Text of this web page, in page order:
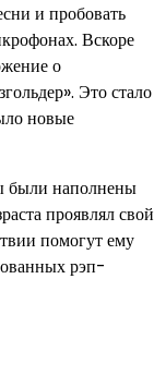
и пробовать
Вскоре
о
Это стало
новые
были наполнены
проявлял свой
помогут ему
рэп-